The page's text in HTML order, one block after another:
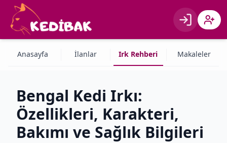
Giriş Kayıt
Anasayfa İlanlar Irk Rehberi Makaleler
Bengal Kedi Irkı:
Özellikleri, Karakteri,
Bakımı ve Sağlık Bilgileri